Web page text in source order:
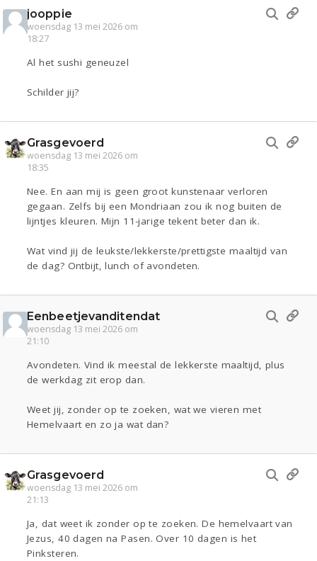
jooppie
woensdag 13 mei 2026 om
18:27
Al het sushi geneuzel
Schilder jij?
Grasgevoerd
woensdag 13 mei 2026 om
18:35
Nee. En aan mij is geen groot kunstenaar verloren
gegaan. Zelfs bij een Mondriaan zou ik nog buiten de
lijntjes kleuren. Mijn 11-jarige tekent beter dan ik.
Wat vind jij de leukste/lekkerste/prettigste maaltijd van
de dag? Ontbijt, lunch of avondeten.
Eenbeetjevanditendat
woensdag 13 mei 2026 om
21:10
Avondeten. Vind ik meestal de lekkerste maaltijd, plus
de werkdag zit erop dan.
Weet jij, zonder op te zoeken, wat we vieren met
Hemelvaart en zo ja wat dan?
Grasgevoerd
woensdag 13 mei 2026 om
21:13
Ja, dat weet ik zonder op te zoeken. De hemelvaart van
Jezus, 40 dagen na Pasen. Over 10 dagen is het
Pinksteren.